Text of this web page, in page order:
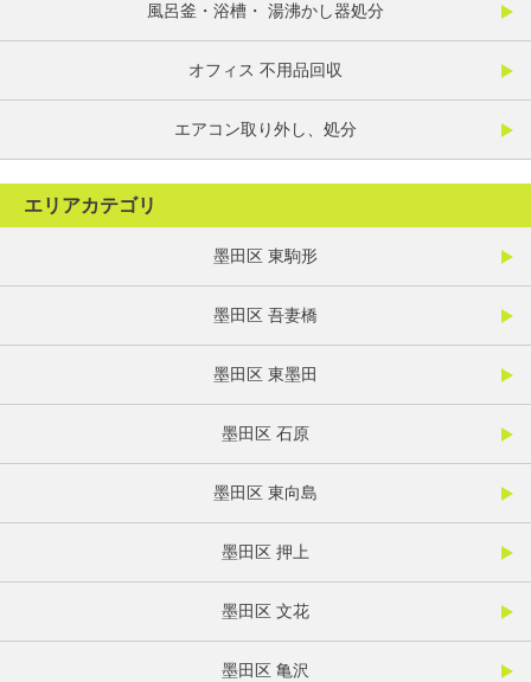
風呂釜・浴槽・ 湯沸かし器処分
オフィス 不用品回収
エアコン取り外し、処分
エリアカテゴリ
墨田区 東駒形
墨田区 吾妻橋
墨田区 東墨田
墨田区 石原
墨田区 東向島
墨田区 押上
墨田区 文花
墨田区 亀沢